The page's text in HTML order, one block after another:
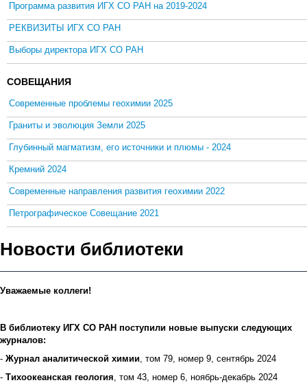
Программа развития ИГХ СО РАН на 2019-2024
РЕКВИЗИТЫ ИГХ СО РАН
Выборы директора ИГХ СО РАН
СОВЕЩАНИЯ
Современные проблемы геохимии 2025
Граниты и эволюция Земли 2025
Глубинный магматизм, его источники и плюмы - 2024
Кремний 2024
Современные направления развития геохимии 2022
Петрографическое Совещание 2021
Новости библиотеки
Уважаемые коллеги!
В библиотеку ИГХ СО РАН поступили новые выпуски следующих
журналов:
- Журнал аналитической химии, том 79, номер 9, сентябрь 2024
- Тихоокеанская геология, том 43, номер 6, ноябрь-декабрь 2024